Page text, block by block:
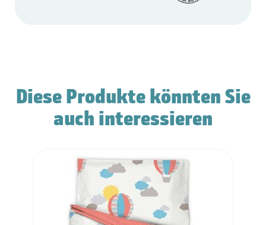
Diese Produkte könnten Sie
auch interessieren